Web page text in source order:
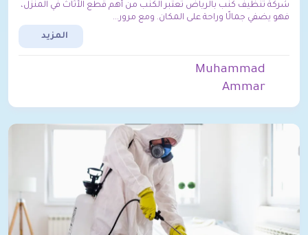
شركة تنظيف كنب بالرياض تعتبر الكنب من أهم قطع الأثاث في المنزل،
فهو يضفي جمالًا وراحة على المكان. ومع مرور...
المزيد
Muhammad
Ammar